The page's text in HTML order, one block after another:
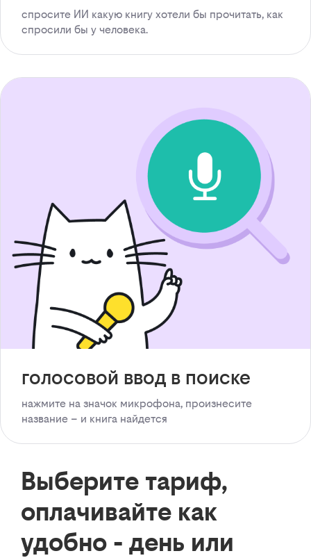
спросите ИИ какую книгу хотели бы прочитать, как
спросили бы у человека.
голосовой ввод в поиске
нажмите на значок микрофона, произнесите
название – и книга найдется
Выберите тариф,
оплачивайте как
удобно - день или